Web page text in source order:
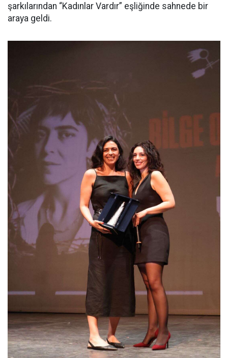
şarkılarından “Kadınlar Vardır” eşliğinde sahnede bir
araya geldi.